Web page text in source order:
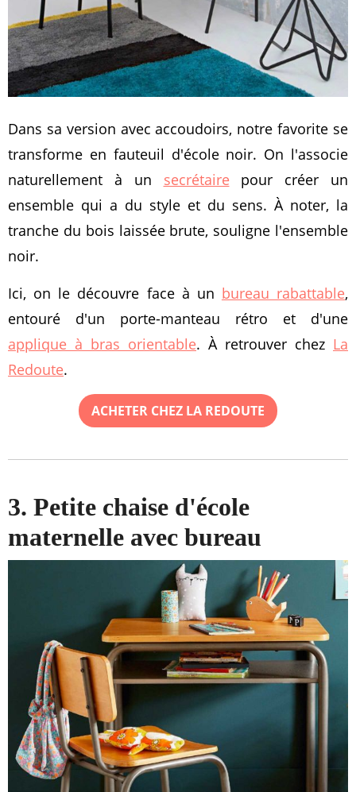
Dans sa version avec accoudoirs, notre favorite se
transforme en fauteuil d'école noir. On l'associe
naturellement à un secrétairepour créer un
ensemble qui a du style et du sens. À noter, la
tranche du bois laissée brute, souligne l'ensemble
noir.
Ici, on le découvre face à un bureau rabattable,
entouré d'un porte-manteau rétro et d'une
applique à bras orientable. À retrouver chez La
Redoute.
ACHETER CHEZ LA REDOUTE
3. Petite chaise d'école
maternelle avec bureau